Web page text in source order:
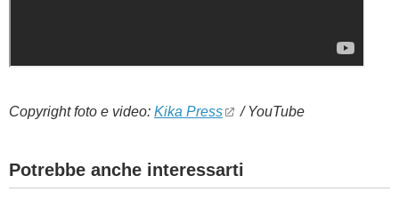
Copyright foto e video: Kika Press / YouTube
Potrebbe anche interessarti